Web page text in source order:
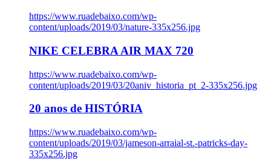
https://www.ruadebaixo.com/wp-
content/uploads/2019/03/nature-335x256.jpg
NIKE CELEBRA AIR MAX 720
https://www.ruadebaixo.com/wp-
content/uploads/2019/03/20aniv_historia_pt_2-335x256.jpg
20 anos de HISTÓRIA
https://www.ruadebaixo.com/wp-
content/uploads/2019/03/jameson-arraial-st.-patricks-day-
335x256.jpg